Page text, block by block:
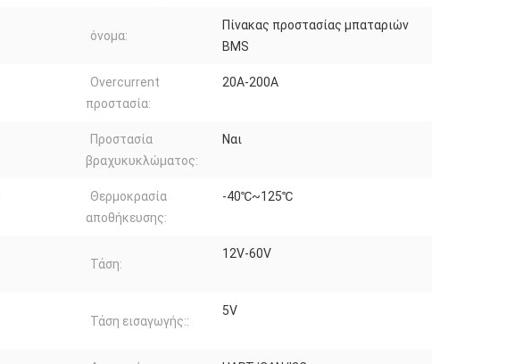
όνομα:
Πίνακας προστασίας μπαταριών
BMS
Overcurrent
προστασία:
20A-200A
Προστασία
βραχυκυκλώματος:
Ναι
Θερμοκρασία
αποθήκευσης:
-40℃~125℃
Τάση:
12V-60V
Τάση εισαγωγής::
5V